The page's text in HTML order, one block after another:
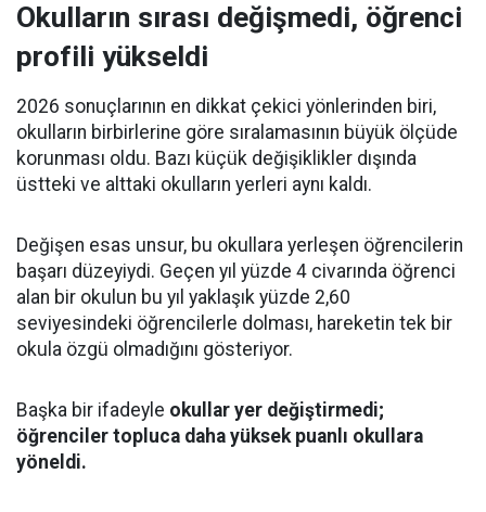
Okulların sırası değişmedi, öğrenci
profili yükseldi
2026 sonuçlarının en dikkat çekici yönlerinden biri,
okulların birbirlerine göre sıralamasının büyük ölçüde
korunması oldu. Bazı küçük değişiklikler dışında
üstteki ve alttaki okulların yerleri aynı kaldı.
Değişen esas unsur, bu okullara yerleşen öğrencilerin
başarı düzeyiydi. Geçen yıl yüzde 4 civarında öğrenci
alan bir okulun bu yıl yaklaşık yüzde 2,60
seviyesindeki öğrencilerle dolması, hareketin tek bir
okula özgü olmadığını gösteriyor.
Başka bir ifadeyle okullar yer değiştirmedi;
öğrenciler topluca daha yüksek puanlı okullara
yöneldi.